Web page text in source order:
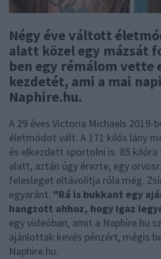
Négy éve váltott
alatt közel egy mázsát
ben egy rémálom vette
kezdetét, ami a mai
Naphire.hu.
A 29 éves Victoria Michaels 2019-
életmódot vált. A 171 kilós lány
és elkezdett sportolni is. 85
alatt, aztán úgy érezte, egy
felesleget eltávolítja róla még.
egyaránt. "Rá is bukkant egy
hangzott ahhoz, hogy igaz
egy videóban, amit a Naphíre.hu
ajánlottak kevés pénzért, mégis
Naphire.hu.